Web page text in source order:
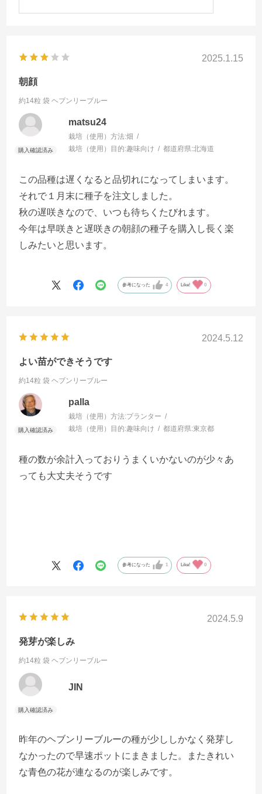
2025.1.15
朝顔
約14粒 袋 ヘブンリーブルー
matsu24
栽培（使用）方法:畑
栽培（使用）目的:趣味向け 都道府県:北海道
この品種は遅くなると品切れになってしまいます。
それで１月末に種子を注文しました。
秋の遅咲きなので、いつも待ちくたびれます。
今年は早咲きと遅咲きの朝顔の種子を購入し長く楽
しみたいと思います。
参考になった 4 Like! 0
2024.5.12
よい苗ができそうです
約14粒 袋 ヘブンリーブルー
palla
栽培（使用）方法:プランター
栽培（使用）目的:趣味向け 都道府県:東京都
種の数が余計入っておりうまくいかないのが少々あ
っても大丈夫そうです
参考になった 1 Like! 0
2024.5.9
発芽が楽しみ
約14粒 袋 ヘブンリーブルー
JIN
昨年のヘブンリーブルーの種が少ししかなく発芽し
なかったので早速ポットにまきました。またきれい
な青色の花が連なるのが楽しみです。